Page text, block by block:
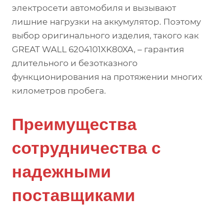
электросети автомобиля и вызывают
лишние нагрузки на аккумулятор. Поэтому
выбор оригинального изделия, такого как
GREAT WALL 6204101XK80XA, – гарантия
длительного и безотказного
функционирования на протяжении многих
километров пробега.
Преимущества
сотрудничества с
надежными
поставщиками